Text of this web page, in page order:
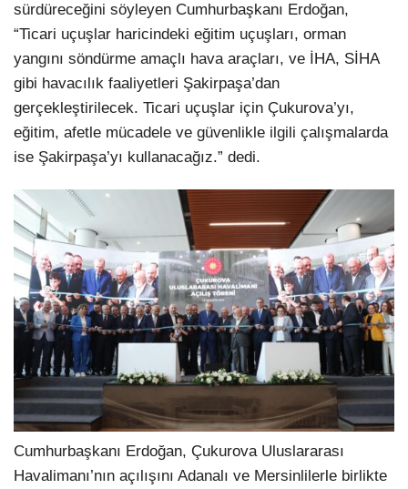
sürdüreceğini söyleyen Cumhurbaşkanı Erdoğan,
“Ticari uçuşlar haricindeki eğitim uçuşları, orman
yangını söndürme amaçlı hava araçları, ve İHA, SİHA
gibi havacılık faaliyetleri Şakirpaşa’dan
gerçekleştirilecek. Ticari uçuşlar için Çukurova’yı,
eğitim, afetle mücadele ve güvenlikle ilgili çalışmalarda
ise Şakirpaşa’yı kullanacağız.” dedi.
Cumhurbaşkanı Erdoğan, Çukurova Uluslararası
Havalimanı’nın açılışını Adanalı ve Mersinlilerle birlikte